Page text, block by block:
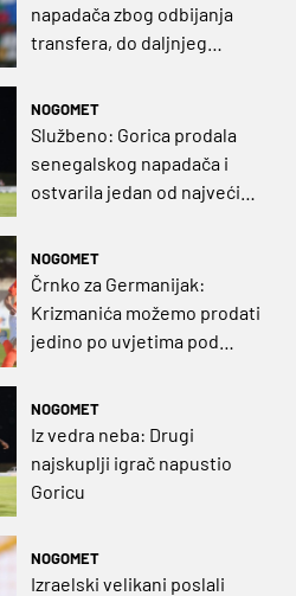
napadača zbog odbijanja
transfera, do daljnjeg
NOGOMET
Službeno: Gorica prodala
senegalskog napadača i
ostvarila jedan od najvećih
NOGOMET
Črnko za Germanijak:
Krizmanića možemo prodati
jedino po uvjetima pod
NOGOMET
Iz vedra neba: Drugi
najskuplji igrač napustio
Goricu
NOGOMET
Izraelski velikani poslali